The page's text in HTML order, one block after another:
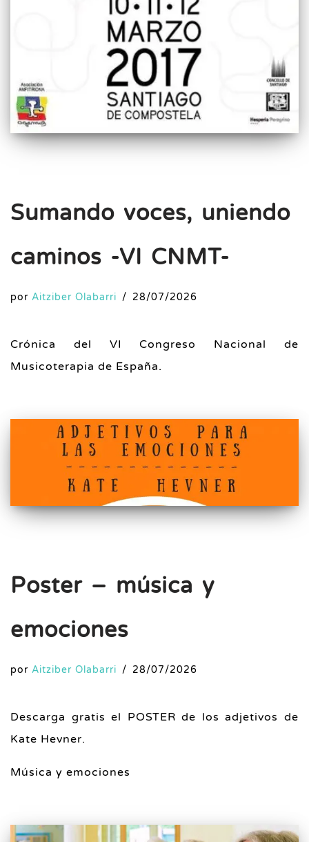
Sumando voces, uniendo
caminos -VI CNMT-
por Aitziber Olabarri 28/07/2026
Crónica del VI Congreso Nacional de
Musicoterapia de España.
Poster – música y
emociones
por Aitziber Olabarri 28/07/2026
Descarga gratis el POSTER de los adjetivos de
Kate Hevner.
Música y emociones